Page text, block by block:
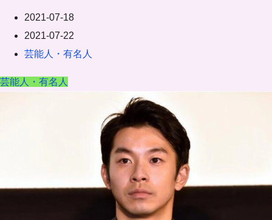
2021-07-18
2021-07-22
芸能人・有名人
芸能人・有名人